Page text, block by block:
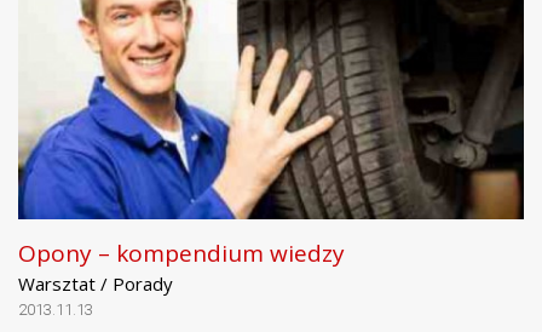
Opony – kompendium wiedzy
Warsztat / Porady
2013.11.13